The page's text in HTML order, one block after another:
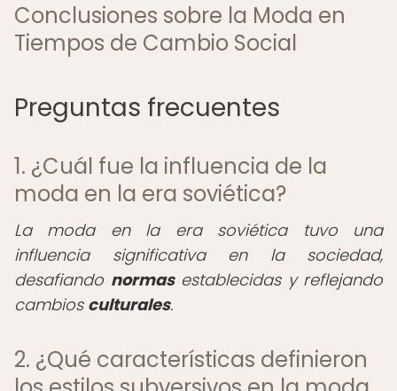
Conclusiones sobre la Moda en
Tiempos de Cambio Social
Preguntas frecuentes
1. ¿Cuál fue la influencia de la
moda en la era soviética?
La moda en la era soviética tuvo una
influencia significativa en la sociedad,
desafiando normasestablecidas y reflejando
cambios culturales.
2. ¿Qué características definieron